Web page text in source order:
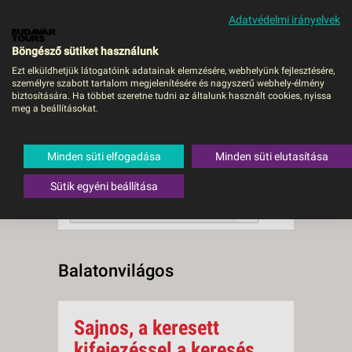
MENÜ
Balatonvilágos
megfelelő utazásttaláltunk.
A keresővel tovább szűkítheti a
találati listát!
RENDEZÉS:
Balatonvilágos
Sajnos, a keresett
Adatvédelmi irányelvek
Böngésző sütiket használunk
Ezt elküldhetjük látogatóink adatainak elemzésére, webhelyünk fejlesztésére,
személyre szabott tartalom megjelenítésére és nagyszerű webhely-élmény
biztosítására. Ha többet szeretne tudni az általunk használt cookies, nyissa
meg a beállításokat.
Minden süti elfogadása Minden süti elutasítása
Sütik egyéni beállítása